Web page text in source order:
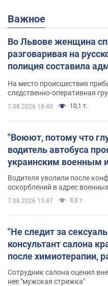
Важное
Во Львове женщина
разговаривая на
полиция составила
На место происшествия
следственно-оперативная
7.08.2026 18:40 10,1 т.
"Воюют, потому что
водитель автобуса
украинским военным
Водителя уволили после
оскорблений в адрес военных
7.08.2026 15:47 8,8 т.
"Не следит за
консультант салона
после химиотерапии,
Сотрудник салона оценил
нее "мужская стрижка"